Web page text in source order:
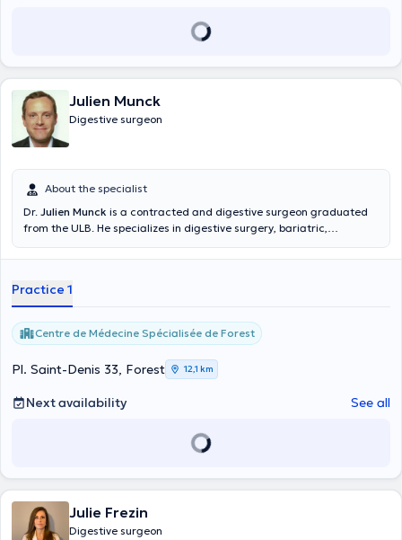
Julien Munck
Digestive surgeon
About the specialist
Dr. Julien Munck is a contracted and digestive surgeon graduated
from the ULB. He specializes in digestive surgery, bariatric,
and circumcisions. Content translated by google translate
Practice 1
Centre de Médecine Spécialisée de Forest
Pl. Saint-Denis 33, Forest 12,1 km
Next availability See all
Julie Frezin
Digestive surgeon